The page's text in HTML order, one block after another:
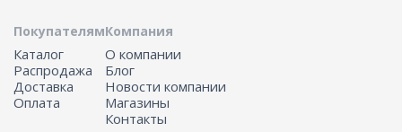
Покупателям
Каталог
Распродажа
Доставка
Оплата
Компания
О компании
Блог
Новости компании
Магазины
Контакты